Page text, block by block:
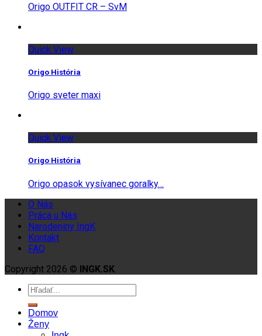
Origo OUTFIT CR – SvM
Quick View
Origo História
Origo sveter maxi
Quick View
Origo História
Origo opasok vysívanec goralky…
O Nás
Práca u Nás
Narodeniny IngK
Kontakt
FAQ
Copyright 2026 © INGK.SK
Domov
Ženy